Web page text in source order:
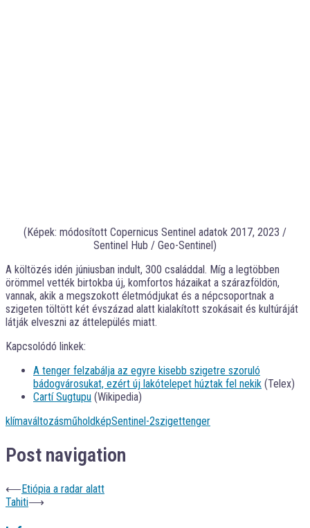
(Képek: módosított Copernicus Sentinel adatok 2017, 2023 /
Sentinel Hub / Geo-Sentinel)
A költözés idén júniusban indult, 300 családdal. Míg a legtöbben
örömmel vették birtokba új, komfortos házaikat a szárazföldön,
vannak, akik a megszokott életmódjukat és a népcsoportnak a
szigeten töltött két évszázad alatt kialakított szokásait és kultúráját
látják elveszni az áttelepülés miatt.
Kapcsolódó linkek:
A tenger felzabálja az egyre kisebb szigetre szoruló
bádogvárosukat, ezért új lakótelepet húztak fel nekik (Telex)
Cartí Sugtupu (Wikipedia)
klímaváltozásműholdképSentinel-2szigettenger
Post navigation
⟵ Etiópia a radar alatt
Tahiti⟶